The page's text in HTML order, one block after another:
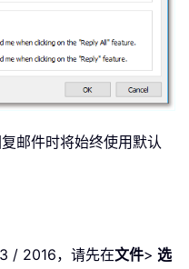
邮件时将始终使用默认
/ 2016，请先在文件> 选